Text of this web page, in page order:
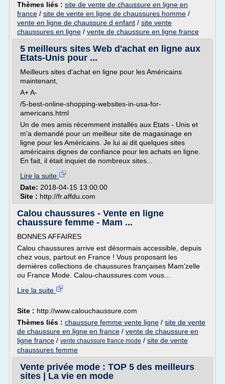
Thèmes liés : site de vente de chaussure en ligne en
france / site de vente en ligne de chaussures homme /
vente en ligne de chaussure d enfant / site vente
chaussures en ligne / vente de chaussure en ligne france
5 meilleurs sites Web d'achat en ligne aux
Etats-Unis pour ...
Meilleurs sites d'achat en ligne pour les Américains
maintenant,
A+ A-
/5-best-online-shopping-websites-in-usa-for-
americans.html
Un de mes amis récemment installés aux Etats - Unis et
m'a demandé pour un meilleur site de magasinage en
ligne pour les Américains. Je lui ai dit quelques sites
américains dignes de confiance pour les achats en ligne.
En fait, il était inquiet de nombreux sites...
Lire la suite
Date: 2018-04-15 13:00:00
Site : http://fr.affdu.com
Calou chaussures - Vente en ligne
chaussure femme - Mam ...
BONNES AFFAIRES
Calou chaussures arrive est désormais accessible, depuis
chez vous, partout en France ! Vous proposant les
dernières collections de chaussures françaises Mam'zelle
ou France Mode. Calou-chaussures.com vous...
Lire la suite
Site : http://www.calouchaussure.com
Thèmes liés : chaussure femme vente ligne / site de vente
de chaussure en ligne en france / vente de chaussure en
ligne france / vente chaussure france mode / site de vente
chaussures femme
Vente privée mode : TOP 5 des meilleurs
sites | La vie en mode